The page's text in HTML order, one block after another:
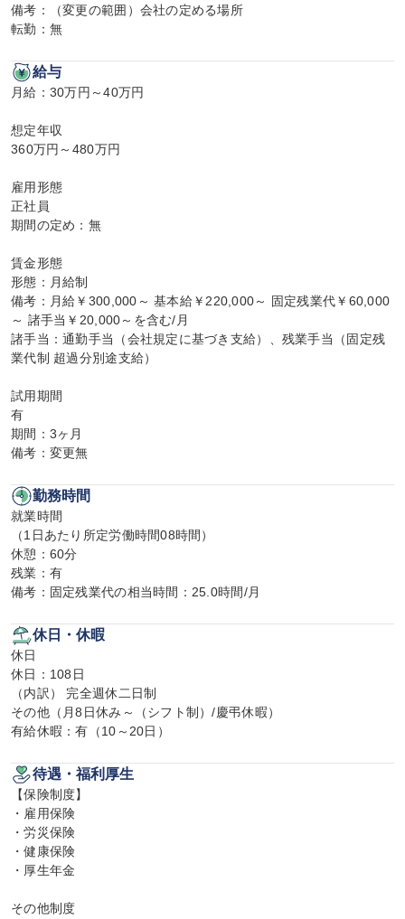
備考：（変更の範囲）会社の定める場所
転勤：無
給与
月給：30万円～40万円
想定年収
360万円～480万円
雇用形態
正社員
期間の定め：無
賃金形態
形態：月給制
備考：月給￥300,000～ 基本給￥220,000～ 固定残業代￥60,000
～ 諸手当￥20,000～を含む/月
諸手当：通勤手当（会社規定に基づき支給）、残業手当（固定残
業代制 超過分別途支給）
試用期間
有
期間：3ヶ月
備考：変更無
勤務時間
就業時間
（1日あたり所定労働時間08時間）
休憩：60分
残業：有
備考：固定残業代の相当時間：25.0時間/月
休日・休暇
休日
休日：108日
（内訳） 完全週休二日制
その他（月8日休み～（シフト制）/慶弔休暇）
有給休暇：有（10～20日）
待遇・福利厚生
【保険制度】
・雇用保険
・労災保険
・健康保険
・厚生年金
その他制度